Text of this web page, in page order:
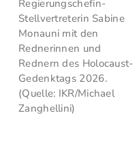
Regierungschefin-
Stellvertreterin Sabine
Monauni mit den
Rednerinnen und
Rednern des Holocaust-
Gedenktags 2026.
(Quelle: IKR/Michael
Zanghellini)